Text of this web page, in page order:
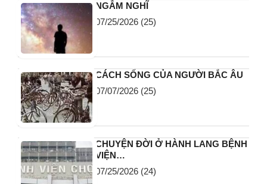
NGẪM NGHĨ
07/25/2026 (25)
CÁCH SỐNG CỦA NGƯỜI BẮC ÂU
07/07/2026 (25)
CHUYỆN ĐỜI Ở HÀNH LANG BỆNH
VIỆN…
07/25/2026 (24)